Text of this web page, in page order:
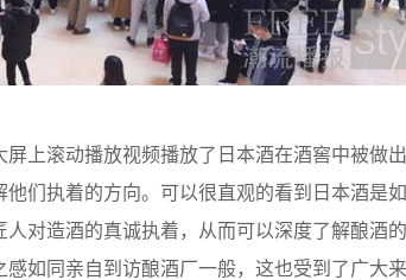
滚动播放视频播放了日本酒在酒窖中被做出
们执着的方向。可以很直观的看到日本酒是
对造酒的真诚执着，从而可以深度了解酿酒
如同亲自到访酿酒厂一般，这也受到了广大